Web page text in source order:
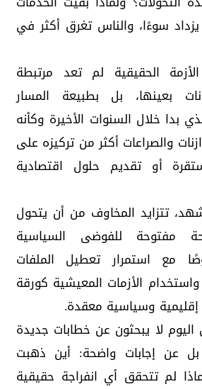
يزداد سوءًا، والناس تغرق أكثر في
الحقيقية لم تعد مرتبطة
بعينها، بل بطبيعة المسار
بدا خلال السنوات الأخيرة وكأنه
والصراعات أكثر من تركيزه على
أو تقديم حلول اقتصادية
تتزايد المخاوف من أن يتحول
مفتوحة للفوضى السياسية
مع استمرار تعطيل الملفات
الأزمات المعيشية كورقة
وسياسية معقدة.
اليوم لا يبحثون عن خطابات جديدة
عن إجابات واضحة: أين ذهبت
لم تتحقق أي انفراجة حقيقية